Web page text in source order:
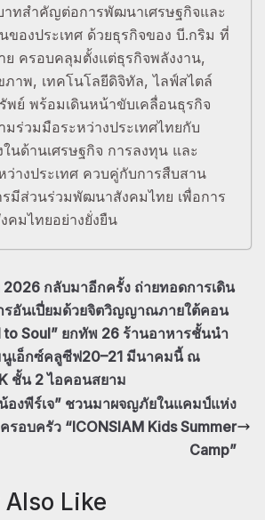
ทสำคัญต่อการพัฒนาเศรษฐกิจและ
ของประเทศ ด้วยธุรกิจของ บี.กริม ที่
ครอบคลุมตั้งแต่ธุรกิจพลังงาน,
าพ, เทคโนโลยีดิจิทัล, ไลฟ์สไตล์
พย์ พร้อมเดินหน้าขับเคลื่อนธุรกิจ
มร่วมมือระหว่างประเทศไทยกับ
นด้านเศรษฐกิจ การลงทุน และ
างประเทศ ควบคู่กับการสืบสาน
มีส่วนร่วมพัฒนาสังคมไทย เพื่อการ
คมไทยอย่างยั่งยืน
2026 กลับมาอีกครั้ง ถ่ายทอดการเดิน
รอันเปี่ยมด้วยจิตวิญญาณภายใต้คอน
to Soul” ยกทัพ 26 ร้านอาหารชั้นนำ
นูเอ็กซ์คลูซีฟ20–21 มีนาคมนี้ ณ
ชั้น 2 ไอคอนสยาม
งพีร์เจ” ชวนมาผจญภัยในแคมป์แห่ง
อบครัว “ICONSIAM Kids Summer
Camp”
Also Like